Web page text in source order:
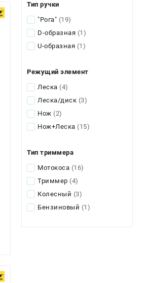
Тип ручки
"Рога" (19)
D-образная (1)
U-образная (1)
Режущий элемент
Леска (4)
Леска/диск (3)
Нож (2)
Нож+Леска (15)
Тип триммера
Мотокоса (16)
Триммер (4)
Колесный (3)
Бензиновый (1)